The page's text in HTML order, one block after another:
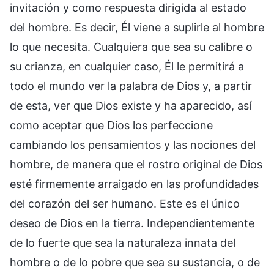
invitación y como respuesta dirigida al estado
del hombre. Es decir, Él viene a suplirle al hombre
lo que necesita. Cualquiera que sea su calibre o
su crianza, en cualquier caso, Él le permitirá a
todo el mundo ver la palabra de Dios y, a partir
de esta, ver que Dios existe y ha aparecido, así
como aceptar que Dios los perfeccione
cambiando los pensamientos y las nociones del
hombre, de manera que el rostro original de Dios
esté firmemente arraigado en las profundidades
del corazón del ser humano. Este es el único
deseo de Dios en la tierra. Independientemente
de lo fuerte que sea la naturaleza innata del
hombre o de lo pobre que sea su sustancia, o de